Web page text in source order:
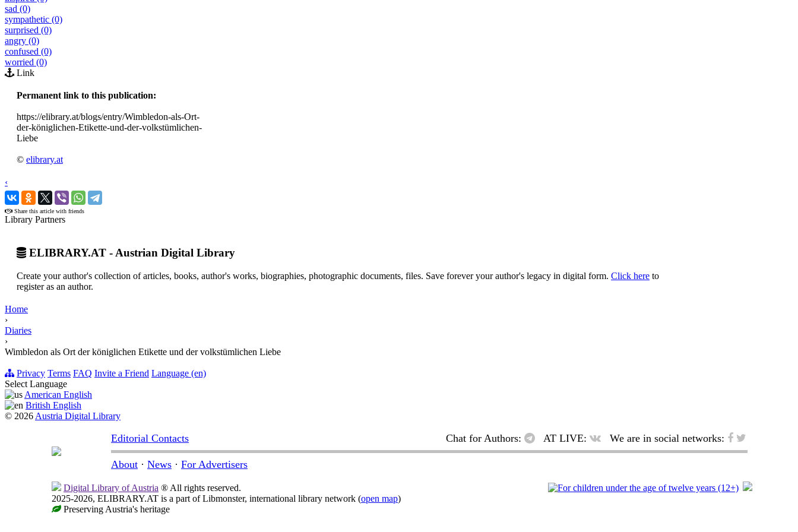
sad (0)
sympathetic (0)
surprised (0)
angry (0)
confused (0)
worried (0)
Link
Permanent link to this publication:
https://elibrary.at/blogs/entry/Wimbledon-als-Ort-
der-königlichen-Etikette-und-der-volkstümlichen-
Liebe
© elibrary.at
‹
›
Share this article with friends
Library Partners
ELIBRARY.AT - Austrian Digital Library
Create your author's collection of articles, books, author's works, biographies, photographic documents, files. Save forever your author's legacy in digital form. Click here to
register as an author.
Home
›
Diaries
›
Wimbledon als Ort der königlichen Etikette und der volkstümlichen Liebe
Privacy Terms FAQ Invite a Friend Language (en)
Select Language
American English
British English
© 2026 Austria Digital Library
Editorial Contacts Chat for Authors: AT LIVE: We are in social networks:
About · News · For Advertisers
Digital Library of Austria ® All rights reserved.
2025-2026, ELIBRARY.AT is a part of Libmonster, international library network (open map)
Preserving Austria's heritage